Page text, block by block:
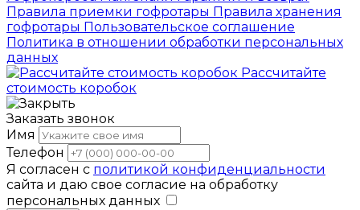
Правила приемки гофротары Правила хранения
гофротары Пользовательское соглашение
Политика в отношении обработки персональных
данных
Рассчитайте
стоимость коробок
Заказать звонок
Имя
Телефон
Я согласен с политикой конфиденциальности
сайта и даю свое согласие на обработку
персональных данных